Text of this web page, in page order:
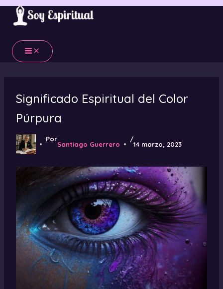
Ir
contenido
Significado Espiritual del Color
Púrpura
Por
Santiago Guerrero
/
14 marzo, 2023